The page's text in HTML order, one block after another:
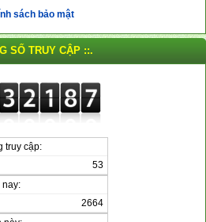
sách bảo mật
SỐ TRUY CẬP ::.
truy cập:
53
nay:
2664